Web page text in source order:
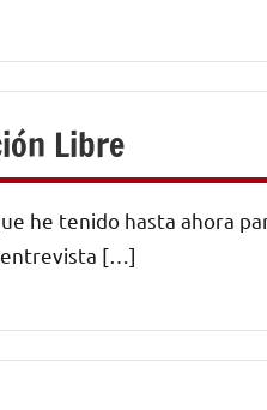
Libre
he tenido hasta ahora
entrevista […]